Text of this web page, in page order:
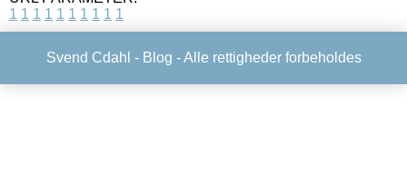
1 1 1 1 1 1 1 1 1 1
Svend Cdahl - Blog - Alle rettigheder forbeholdes